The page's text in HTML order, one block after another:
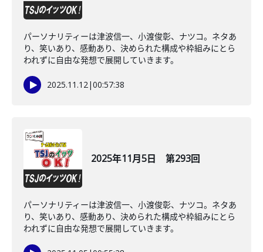
パーソナリティーは津波信一、小渡俊彰、ナツコ。ネタあ
り、笑いあり、感動あり、決められた構成や枠組みにとら
われずに自由な発想で展開していきます。
2025.11.12|00:57:38
2025年11月5日 第293回
パーソナリティーは津波信一、小渡俊彰、ナツコ。ネタあ
り、笑いあり、感動あり、決められた構成や枠組みにとら
われずに自由な発想で展開していきます。